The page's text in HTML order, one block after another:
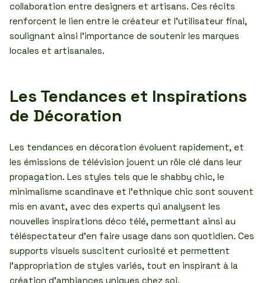
collaboration entre designers et artisans. Ces récits
renforcent le lien entre le créateur et l’utilisateur final,
soulignant ainsi l’importance de soutenir les marques
locales et artisanales.
Les Tendances et Inspirations
de Décoration
Les tendances en décoration évoluent rapidement, et
les émissions de télévision jouent un rôle clé dans leur
propagation. Les styles tels que le shabby chic, le
minimalisme scandinave et l’ethnique chic sont souvent
mis en avant, avec des experts qui analysent les
nouvelles inspirations déco télé, permettant ainsi au
téléspectateur d’en faire usage dans son quotidien. Ces
supports visuels suscitent curiosité et permettent
l’appropriation de styles variés, tout en inspirant à la
création d’ambiances uniques chez soi.